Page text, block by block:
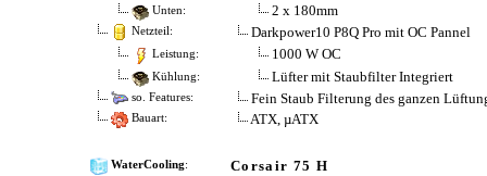
Unten: 2 x 180mm
Netzteil: Darkpower10 P8Q Pro mit OC Pannel
Leistung: 1000 W OC
Kühlung: Lüfter mit Staubfilter Integriert
so. Features: Fein Staub Filterung des ganzen
Bauart: ATX, µATX
WaterCooling: Corsair 75 H